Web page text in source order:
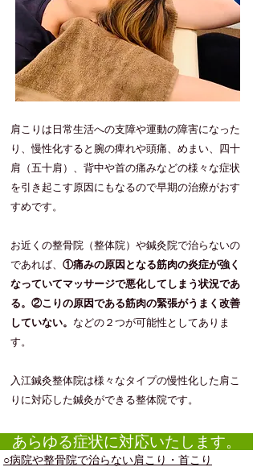
肩こりは日常生活への支障や運動の障害になった
り、慢性化すると腕の痺れや頭痛、めまい、四十
肩（五十肩）、背中や首の痛みなどの様々な症状
を引き起こす原因にもなるので早期の治療がおす
すめです。
お近くの整骨院（整体院）や鍼灸院で治らないの
であれば、 ①痛みの原因となる筋肉の炎症が強く
なっていてマッサージで悪化してしまう状況であ
る。②こりの原因である筋肉の緊張がうまく改善
していない。 などの２つが可能性としてありま
す。
​入江鍼灸整体院は様々なタイプの慢性化した肩こ
りに対応した鍼灸ができる整体院です。
あらゆる症状に対応いたします。
○病院や整骨院で治らない肩こり・首こり